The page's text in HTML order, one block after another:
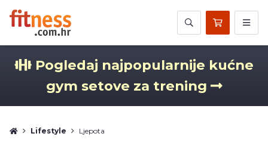
Pogledaj najpopularnije kućne
gym setove za trening
Lifestyle Ljepota